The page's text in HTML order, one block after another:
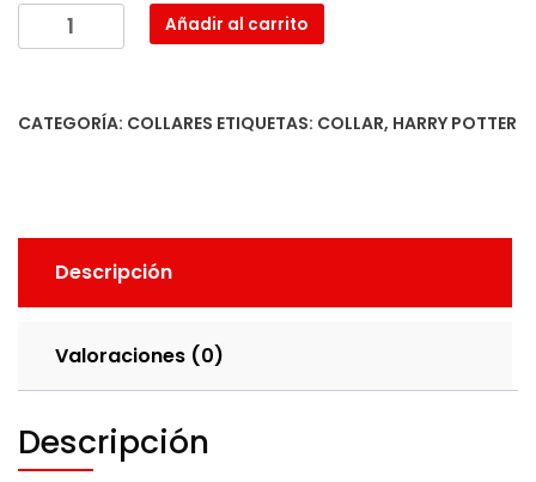
Collar
Reliquias
Muerte
Añadir al carrito
CATEGORÍA: COLLARES ETIQUETAS: COLLAR, HARRY POTTER
Descripción
Valoraciones (0)
Descripción